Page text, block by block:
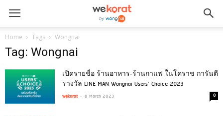
Home Tags Wongnai
Tag: Wongnai
เปิดรายชื่อ ร้านอาหาร-ร้านกาแฟ ในโคราช การันตี
รางวัล LINE MAN Wongnai Users’ Choice 2023
wekorat - 8 March 2023 0